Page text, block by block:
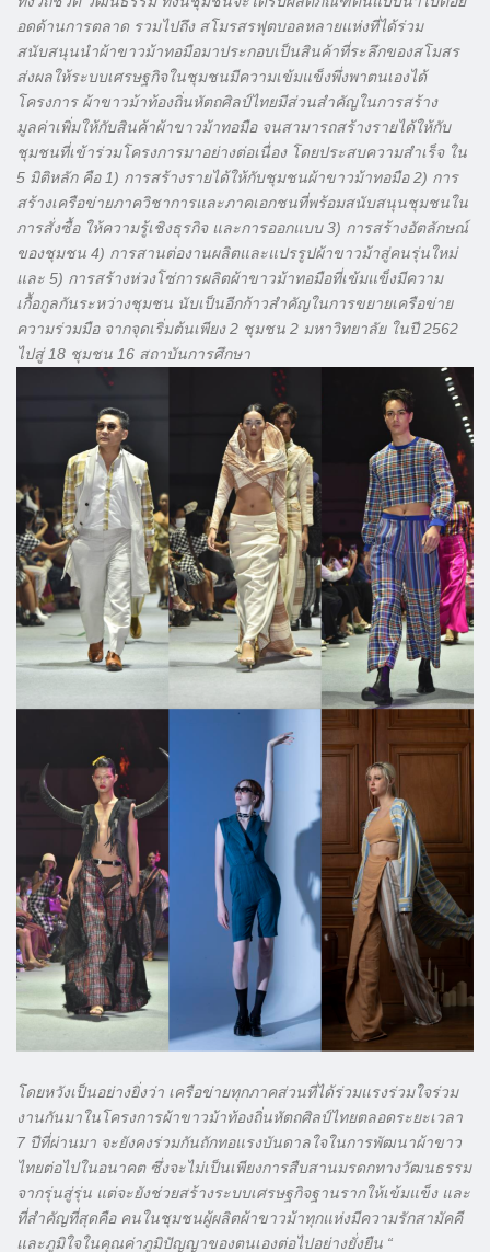
อดด้านการตลาด รวมไปถึง สโมรสรฟุตบอลหลายแห่งที่ได้ร่วม
สนับสนุนนำผ้าขาวม้าทอมือมาประกอบเป็นสินค้าที่ระลึกของสโมสร
ส่งผลให้ระบบเศรษฐกิจในชุมชนมีความเข้มแข็งพึ่งพาตนเองได้
โครงการ ผ้าขาวม้าท้องถิ่นหัตถศิลป์ไทยมีส่วนสำคัญในการสร้าง
มูลค่าเพิ่มให้กับสินค้าผ้าขาวม้าทอมือ จนสามารถสร้างรายได้ให้กับ
ชุมชนที่เข้าร่วมโครงการมาอย่างต่อเนื่อง โดยประสบความสำเร็จ ใน
5 มิติหลัก คือ 1) การสร้างรายได้ให้กับชุมชนผ้าขาวม้าทอมือ 2) การ
สร้างเครือข่ายภาควิชาการและภาคเอกชนที่พร้อมสนับสนุนชุมชนใน
การสั่งซื้อ ให้ความรู้เชิงธุรกิจ และการออกแบบ 3) การสร้างอัตลักษณ์
ของชุมชน 4) การสานต่องานผลิตและแปรรูปผ้าขาวม้าสู่คนรุ่นใหม่
และ 5) การสร้างห่วงโซ่การผลิตผ้าขาวม้าทอมือที่เข้มแข็งมีความ
เกื้อกูลกันระหว่างชุมชน นับเป็นอีกก้าวสำคัญในการขยายเครือข่าย
ความร่วมมือ จากจุดเริ่มต้นเพียง 2 ชุมชน 2 มหาวิทยาลัย ในปี 2562
ไปสู่ 18 ชุมชน 16 สถาบันการศึกษา
โดยหวังเป็นอย่างยิ่งว่า เครือข่ายทุกภาคส่วนที่ได้ร่วมแรงร่วมใจร่วม
งานกันมาในโครงการผ้าขาวม้าท้องถิ่นหัตถศิลป์ไทยตลอดระยะเวลา
7 ปีที่ผ่านมา จะยังคงร่วมกันถักทอแรงบันดาลใจในการพัฒนาผ้าขาว
ไทยต่อไปในอนาคต ซึ่งจะไม่เป็นเพียงการสืบสานมรดกทางวัฒนธรรม
จากรุ่นสู่รุ่น แต่จะยังช่วยสร้างระบบเศรษฐกิจฐานรากให้เข้มแข็ง และ
ที่สำคัญที่สุดคือ คนในชุมชนผู้ผลิตผ้าขาวม้าทุกแห่งมีความรักสามัคคี
และภูมิใจในคุณค่าภูมิปัญญาของตนเองต่อไปอย่างยั่งยืน “